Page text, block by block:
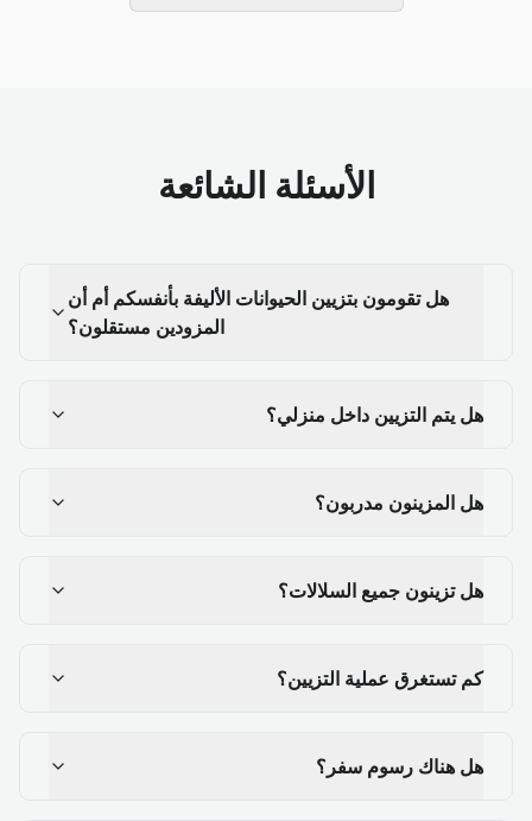
الأسئلة الشائعة
هل تقومون بتزيين الحيوانات الأليفة بأنفسكم أم أن
المزودين مستقلون؟
هل يتم التزيين داخل منزلي؟
هل المزينون مدربون؟
هل تزينون جميع السلالات؟
كم تستغرق عملية التزيين؟
هل هناك رسوم سفر؟